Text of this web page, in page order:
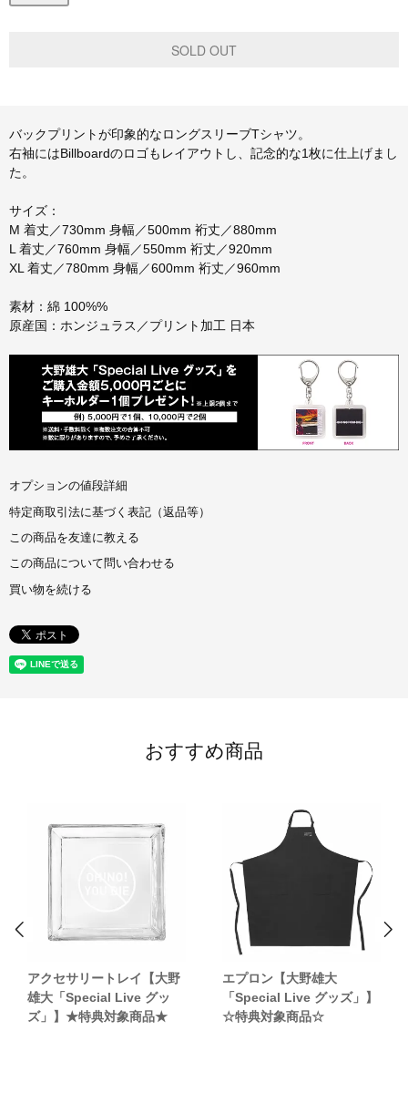
バックプリントが印象的なロングスリーブTシャツ。
右袖にはBillboardのロゴもレイアウトし、記念的な1枚に仕上げまし
た。
サイズ：
M 着丈／730mm 身幅／500mm 裄丈／880mm
L 着丈／760mm 身幅／550mm 裄丈／920mm
XL 着丈／780mm 身幅／600mm 裄丈／960mm
素材：綿 100%%
原産国：ホンジュラス／プリント加工 日本
オプションの値段詳細
特定商取引法に基づく表記（返品等）
この商品を友達に教える
この商品について問い合わせる
買い物を続ける
おすすめ商品
アクセサリートレイ【大野
雄大「Special Live グッ
ズ」】★特典対象商品★
エプロン【大野雄大
「Special Live グッズ」】
☆特典対象商品☆